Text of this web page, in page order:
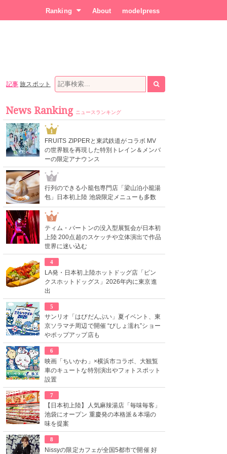
Ranking About modelpress
記事 旅スポット
News Ranking ニュースランキング
1
FRUITS ZIPPERと東武鉄道がコラボ MV
の世界観を再現した特別トレイン＆メンバ
ーの限定アナウンス
2
行列のできる小籠包専門店「梁山泊小籠湯
包」日本初上陸 池袋限定メニューも多数
3
ティム・バートンの没入型展覧会が日本初
上陸 200点超のスケッチや立体演出で作品
世界に迷い込む
4
LA発・日本初上陸ホットドッグ店「ピン
クスホットドッグス」2026年内に東京進
出
5
サンリオ「はぴだんぶい」夏イベント、東
京ソラマチ周辺で開催 “びしょ濡れ”ショー
やポップアップ店も
6
映画「ちいかわ」×横浜市コラボ、大観覧
車のキュートな特別演出やフォトスポット
設置
7
【日本初上陸】人気麻辣湯店「毎味毎客」
池袋にオープン 重慶発の本格派＆本場の
味を提案
8
Nissyの限定カフェが全国5都市で開催 好